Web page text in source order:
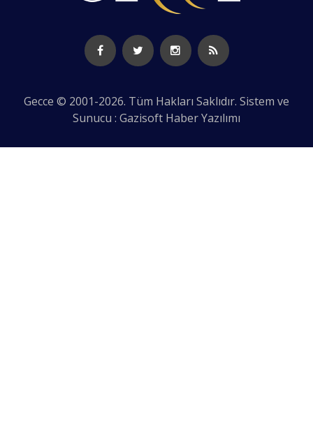
Gecce © 2001-2026. Tüm Hakları Saklıdır. Sistem ve
Sunucu : Gazisoft Haber Yazılımı